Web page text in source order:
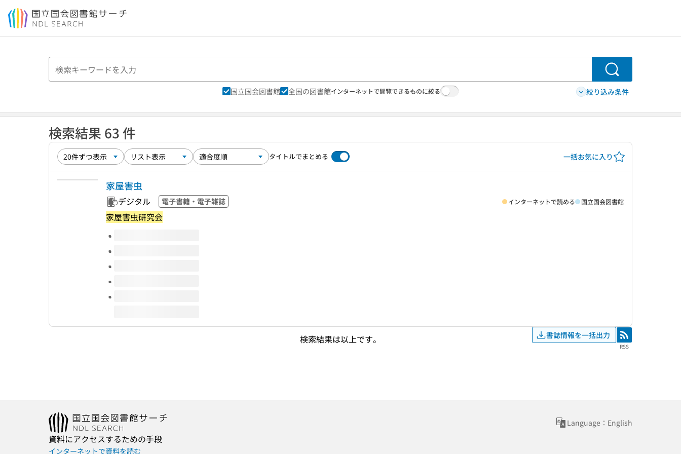
本文へ移動
検索
国立国会図書館 全国の図書館インターネットで閲覧できるものに絞る 絞り込み条件
検索結果 63 件
タイトルでまとめる 一括お気に入り
家屋害虫
デジタル 電子書籍・電子雑誌
家屋害虫研究会
インターネットで読める 国立国会図書館
このタイトルの巻号
検索結果は以上です。 書誌情報を一括出力 RSS
RSS
Language：English
資料にアクセスするための手段
インターネットで資料を読む